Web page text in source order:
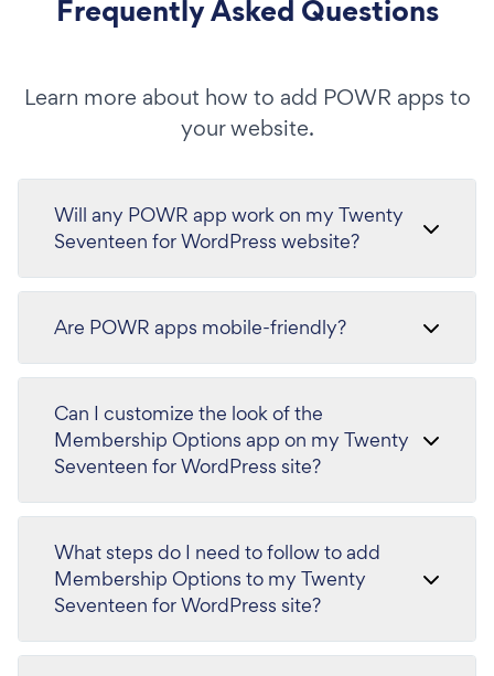
Frequently Asked Questions
Learn more about how to add POWR apps to
your website.
Will any POWR app work on my Twenty
Seventeen for WordPress website?
Are POWR apps mobile-friendly?
Can I customize the look of the
Membership Options app on my Twenty
Seventeen for WordPress site?
What steps do I need to follow to add
Membership Options to my Twenty
Seventeen for WordPress site?